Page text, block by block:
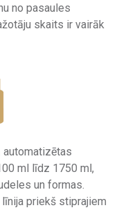
no pasaules
skaits ir vairāk
ml līdz 1750 ml,
un formas.
priekš stiprajiem